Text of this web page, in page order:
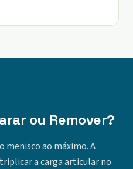
ou Remover?
menisco ao máximo. A
a carga articular no